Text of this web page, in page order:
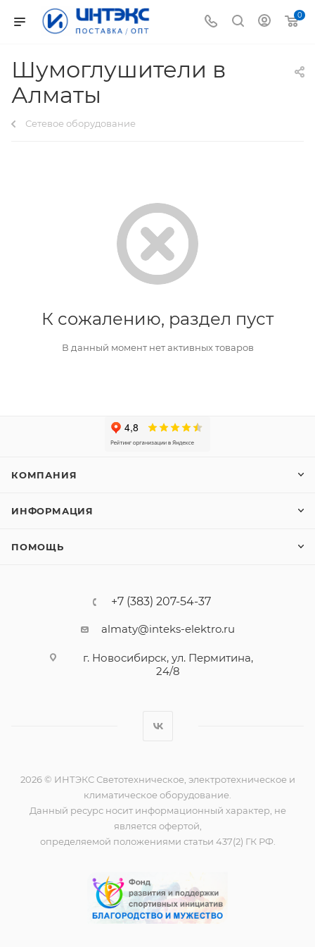
0
Шумоглушители в
Алматы
Сетевое оборудование
К сожалению, раздел пуст
В данный момент нет активных товаров
КОМПАНИЯ
ИНФОРМАЦИЯ
ПОМОЩЬ
+7 (383) 207-54-37
almaty@inteks-elektro.ru
г. Новосибирск, ул. Пермитина,
24/8
2026 © ИНТЭКС Светотехническое, электротехническое и
климатическое оборудование.
Данный ресурс носит информационный характер, не
является офертой,
определяемой положениями статьи 437(2) ГК РФ.